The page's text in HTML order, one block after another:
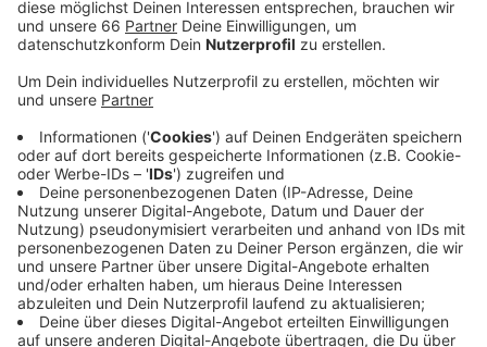
bleibt es bei deutlichen Mindereinnahmen.
Allerdings muss die Stadt somit weniger Kredite
aufnehmen, als befürchtet. Hinzu kommt, dass die
Stadt einige Maßnahmen in diesem Jahr nicht mehr
umsetzen kann und diese deshalb ins kommende
Haushaltsjahr verschoben werden müssen. Der Etat
für 2022 wird Mitte des Monats vom Stadtrat